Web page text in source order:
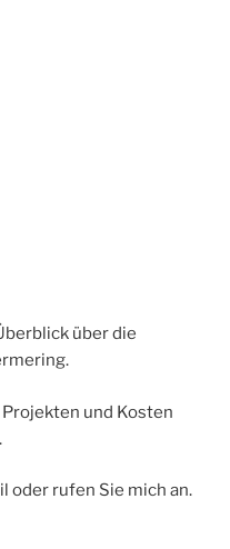
über die
Projekten und Kosten
oder rufen Sie mich an.